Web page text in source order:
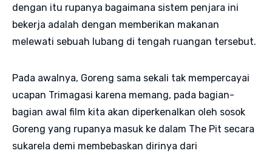
dengan itu rupanya bagaimana sistem penjara ini
bekerja adalah dengan memberikan makanan
melewati sebuah lubang di tengah ruangan tersebut.
Pada awalnya, Goreng sama sekali tak mempercayai
ucapan Trimagasi karena memang, pada bagian-
bagian awal film kita akan diperkenalkan oleh sosok
Goreng yang rupanya masuk ke dalam The Pit secara
sukarela demi membebaskan dirinya dari